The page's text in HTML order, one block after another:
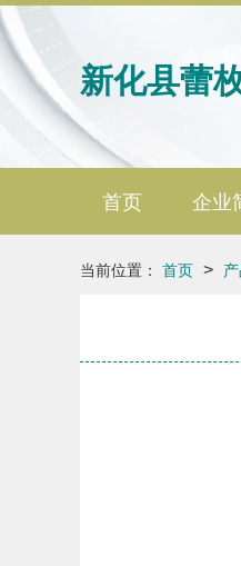
新化县蕾
首页 企业
当前位置： 首页 >